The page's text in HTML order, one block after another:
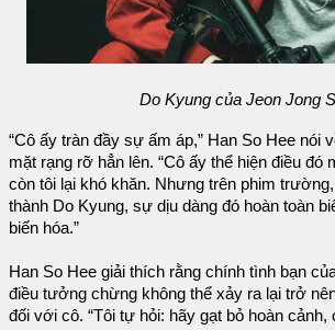
Do Kyung của Jeon Jong
“Cô ấy tràn đầy sự ấm áp,” Han So Hee nói
mặt rạng rỡ hẳn lên. “Cô ấy thể hiện điều đó
còn tôi lại khó khăn. Nhưng trên phim
thành Do Kyung, sự dịu dàng đó hoàn toàn
biến hóa.”
Han So Hee giải thích rằng chính tình bạn
điều tưởng chừng không thể xảy ra lại trở
đối với cô. “Tôi tự hỏi: hãy gạt bỏ hoàn